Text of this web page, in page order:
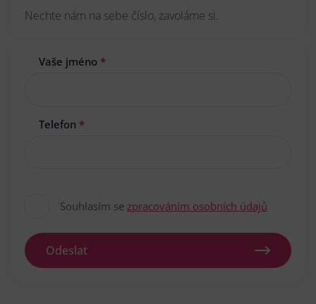
Nechte nám na sebe číslo, zavoláme si.
Vaše jméno *
Telefon *
Souhlasím se zpracováním osobních údajů
Odeslat